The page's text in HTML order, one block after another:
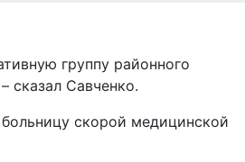
группу районного
сказал Савченко.
скорой медицинской